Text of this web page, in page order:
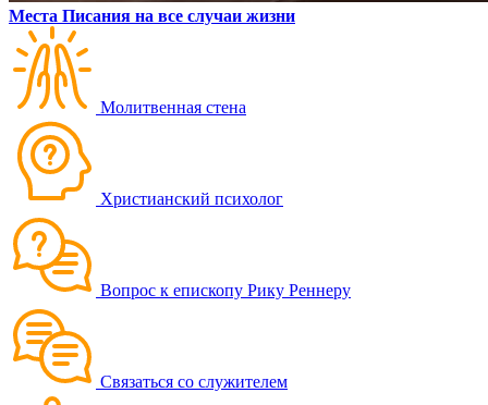
Места Писания на все случаи жизни
Молитвенная стена
Христианский психолог
Вопрос к епископу Рику Реннеру
Связаться со служителем